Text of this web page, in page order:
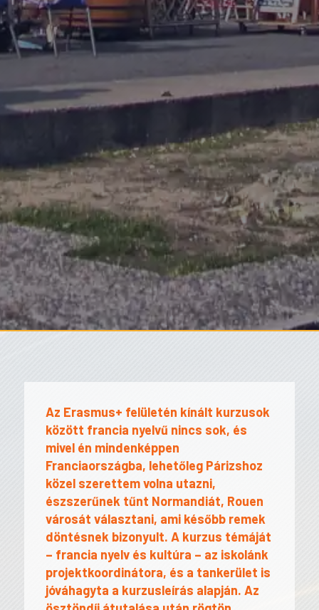
Az Erasmus+ felületén kínált kurzusok
között francia nyelvű nincs sok, és
mivel én mindenképpen
Franciaországba, lehetőleg Párizshoz
közel szerettem volna utazni,
észszerűnek tűnt Normandiát, Rouen
városát választani, ami később remek
döntésnek bizonyult. A kurzus témáját
– francia nyelv és kultúra – az iskolánk
projektkoordinátora, és a tankerület is
jóváhagyta a kurzusleírás alapján. Az